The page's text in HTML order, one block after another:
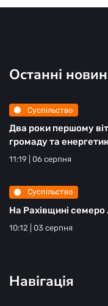
Останні
Суспільство
Два роки першому
громаду та
11:19 | 06 серпня
Суспільство
На Рахівщині
10:12 | 03 серпня
Навігація